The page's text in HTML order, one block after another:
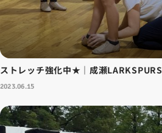
ストレッチ強化中★｜成瀬LARKSPURS
2023.06.15